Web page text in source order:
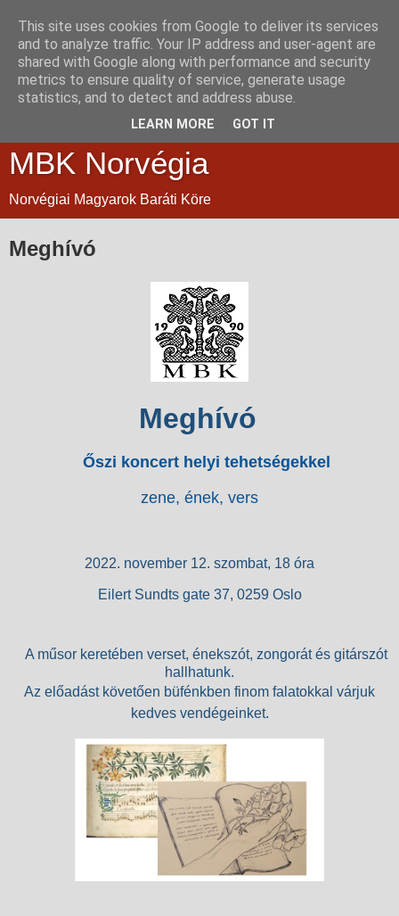
MBK Norvégia
Norvégiai Magyarok Baráti Köre
Meghívó
Meghívó
Őszi koncert helyi tehetségekkel
zene, ének, vers
2022. november 12. szombat, 18 óra
Eilert Sundts gate 37, 0259 Oslo
A műsor keretében verset, énekszót, zongorát és gitárszót
hallhatunk.
Az előadást követően büfénkben finom falatokkal várjuk
kedves vendégeinket.
This site uses cookies from Google to deliver its services
and to analyze traffic. Your IP address and user-agent are
shared with Google along with performance and security
metrics to ensure quality of service, generate usage
statistics, and to detect and address abuse.
LEARN MORE GOT IT